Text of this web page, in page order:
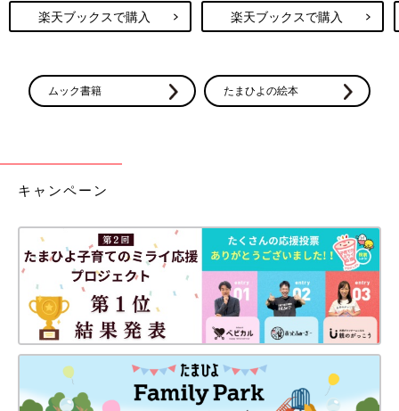
楽天ブックスで購入 楽天ブックスで購入
ムック書籍 たまひよの絵本
キャンペーン